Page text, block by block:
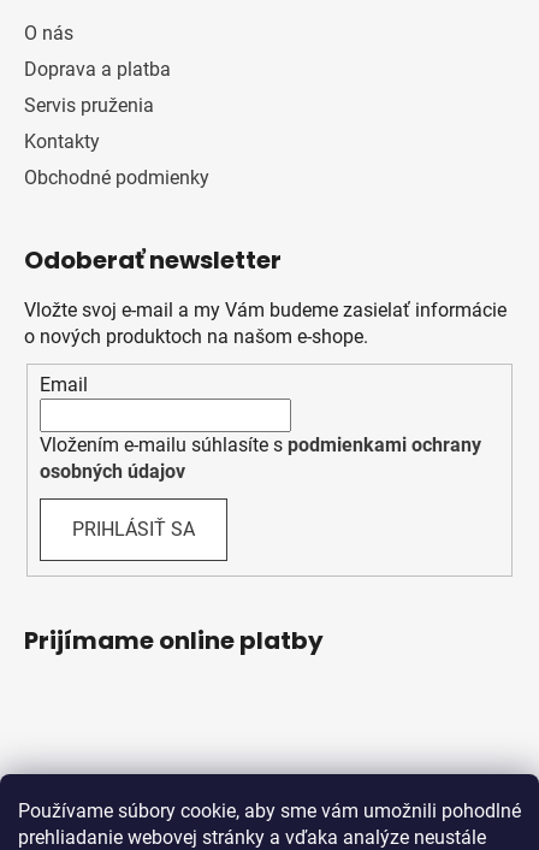
Používame súbory cookie, aby sme vám umožnili pohodlné
prehliadanie webovej stránky a vďaka analýze neustále
O nás
Doprava a platba
Servis pruženia
Kontakty
Obchodné podmienky
Odoberať newsletter
Vložte svoj e-mail a my Vám budeme zasielať informácie
o nových produktoch na našom e-shope.
Email
Vložením e-mailu súhlasíte s podmienkami ochrany
osobných údajov
PRIHLÁSIŤ SA
Prijímame online platby